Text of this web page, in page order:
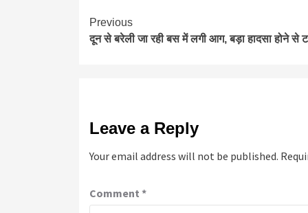
Continue
Reading
Previous
दून से बरेली जा रही बस में लगी आग, बड़ा हादसा होने से
Leave a Reply
Your email address will not be published.
Comment *